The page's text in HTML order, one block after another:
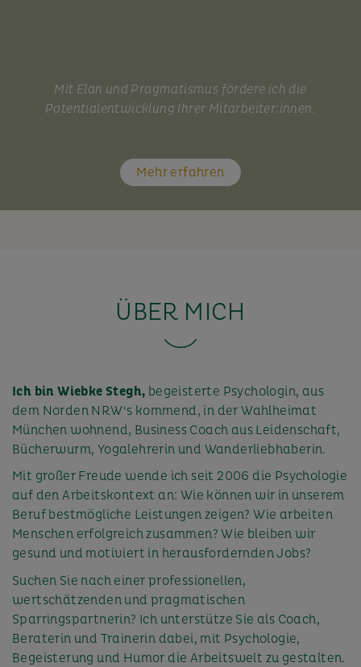
Mit Elan und Pragmatismus fördere ich die
Potentialentwicklung Ihrer Mitarbeiter:innen.
Mehr erfahren
ÜBER MICH
Ich bin Wiebke Stegh, begeisterte Psychologin, aus
dem Norden NRW‘s kommend, in der Wahlheimat
München wohnend, Business Coach aus Leidenschaft,
Bücherwurm, Yogalehrerin und Wanderliebhaberin.
Mit großer Freude wende ich seit 2006 die Psychologie
auf den Arbeitskontext an: Wie können wir in unserem
Beruf bestmögliche Leistungen zeigen? Wie arbeiten
Menschen erfolgreich zusammen? Wie bleiben wir
gesund und motiviert in herausfordernden Jobs?
Suchen Sie nach einer professionellen,
wertschätzenden und pragmatischen
Sparringspartnerin? Ich unterstütze Sie als Coach,
Beraterin und Trainerin dabei, mit Psychologie,
Begeisterung und Humor die Arbeitswelt zu gestalten.